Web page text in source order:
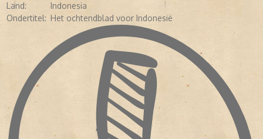
Land:
Indonesia
Ondertitel: Het ochtendblad voor Indonesië